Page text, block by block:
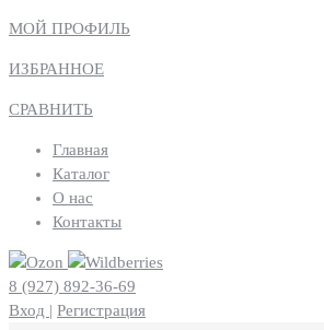
МОЙ ПРОФИЛЬ
ИЗБРАННОЕ
СРАВНИТЬ
Главная
Каталог
О нас
Контакты
8 (927) 892-36-69
Вход | Регистрация